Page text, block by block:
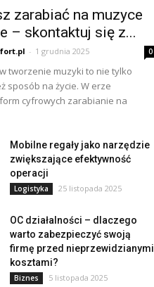
zarabiać na muzyce
– skontaktuj się z...
- 1 grudnia 2025 0
tworzenie muzyki to nie tylko
sposób na życie. W erze
cyfrowych zarabianie na
Mobilne regały jako narzędzie
zwiększające efektywność
operacji
Logistyka 25 listopada 2025
OC działalności – dlaczego
warto zabezpieczyć swoją
firmę przed nieprzewidzianymi
kosztami?
Biznes 5 listopada 2025